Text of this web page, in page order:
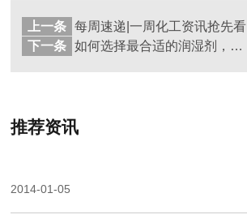
上一条
每周速递|一周化工资讯抢先看
下一条
如何选择最合适的润湿剂，你需要知道这几点····
推荐资讯
2014-01-05